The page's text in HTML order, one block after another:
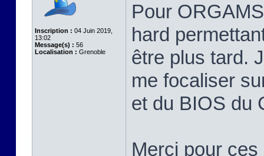
Inscription : 04 Juin 2019,
13:02
Message(s) : 56
Localisation : Grenoble
Pour
hard
être plus tard.
me focaliser
et du BIOS du
Merci pour ces